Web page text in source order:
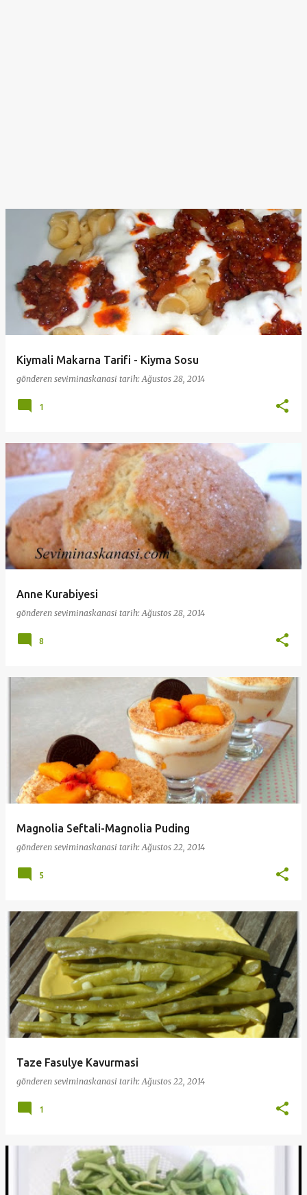
Kiymali Makarna Tarifi - Kiyma Sosu
gönderen seviminaskanasi tarih:Ağustos 28, 2014
1
Anne Kurabiyesi
gönderen seviminaskanasi tarih:Ağustos 28, 2014
8
Magnolia Seftali-Magnolia Puding
gönderen seviminaskanasi tarih:Ağustos 22, 2014
5
Taze Fasulye Kavurmasi
gönderen seviminaskanasi tarih:Ağustos 22, 2014
1